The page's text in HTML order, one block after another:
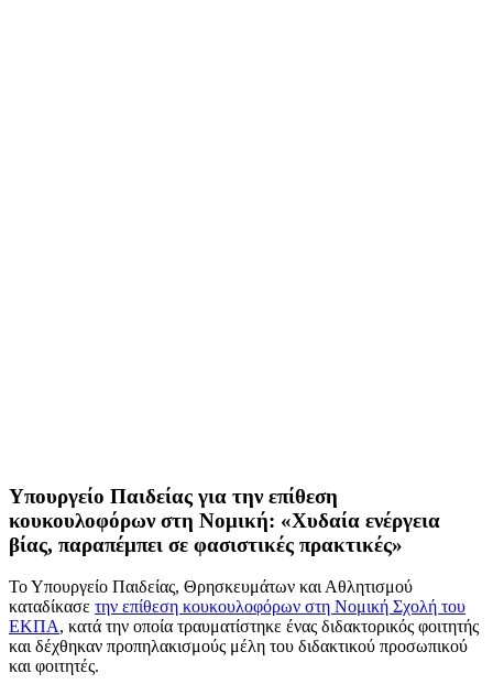
Υπουργείο Παιδείας για την επίθεση
κουκουλοφόρων στη Νομική: «Χυδαία ενέργεια
βίας, παραπέμπει σε φασιστικές πρακτικές»
Το Υπουργείο Παιδείας, Θρησκευμάτων και Αθλητισμού
καταδίκασε την επίθεση κουκουλοφόρων στη Νομική Σχολή του
ΕΚΠΑ, κατά την οποία τραυματίστηκε ένας διδακτορικός φοιτητής
και δέχθηκαν προπηλακισμούς μέλη του διδακτικού προσωπικού
και φοιτητές.